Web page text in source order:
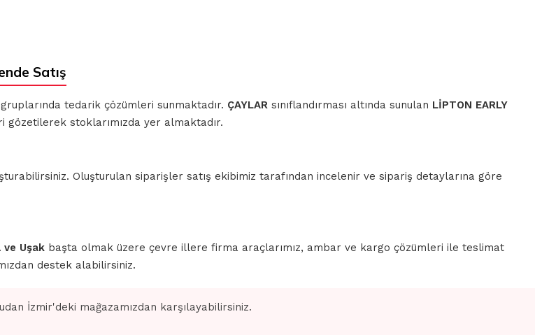
Satış
tedarik çözümleri sunmaktadır. ÇAYLAR sınıflandırması altında sunulan LİPTON EARLY
gözetilerek stoklarımızda yer almaktadır.
Oluşturulan siparişler satış ekibimiz tarafından incelenir ve sipariş detaylarına göre
ve Uşak başta olmak üzere çevre illere firma araçlarımız, ambar ve kargo çözümleri ile teslimat
destek alabilirsiniz.
İzmir'deki mağazamızdan karşılayabilirsiniz.